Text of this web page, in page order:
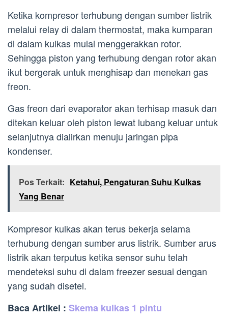
Ketika kompresor terhubung dengan sumber listrik
melalui relay di dalam thermostat, maka kumparan
di dalam kulkas mulai menggerakkan rotor.
Sehingga piston yang terhubung dengan rotor akan
ikut bergerak untuk menghisap dan menekan gas
freon.
Gas freon dari evaporator akan terhisap masuk dan
ditekan keluar oleh piston lewat lubang keluar untuk
selanjutnya dialirkan menuju jaringan pipa
kondenser.
Pos Terkait: Ketahui, Pengaturan Suhu Kulkas
Yang Benar
Kompresor kulkas akan terus bekerja selama
terhubung dengan sumber arus listrik. Sumber arus
listrik akan terputus ketika sensor suhu telah
mendeteksi suhu di dalam freezer sesuai dengan
yang sudah disetel.
Baca Artikel : Skema kulkas 1 pintu